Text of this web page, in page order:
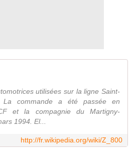
utilisées sur la ligne Saint-
La commande a été passée en
et la compagnie du Martigny-
1994. El...
http://fr.wikipedia.org/wiki/Z_800